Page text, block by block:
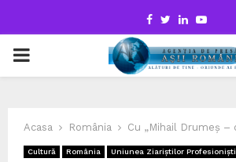
Facebook
TwitterLinkedin
PRIMARY
Acasa România Cu „Mihail Drumeș –
Cultură România Uniunea Ziariștilor